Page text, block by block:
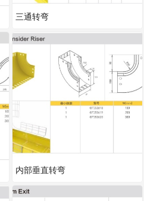
三通转弯
内部垂直转弯